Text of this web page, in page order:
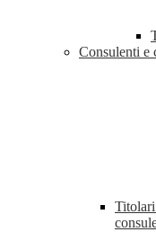
Consulenti e